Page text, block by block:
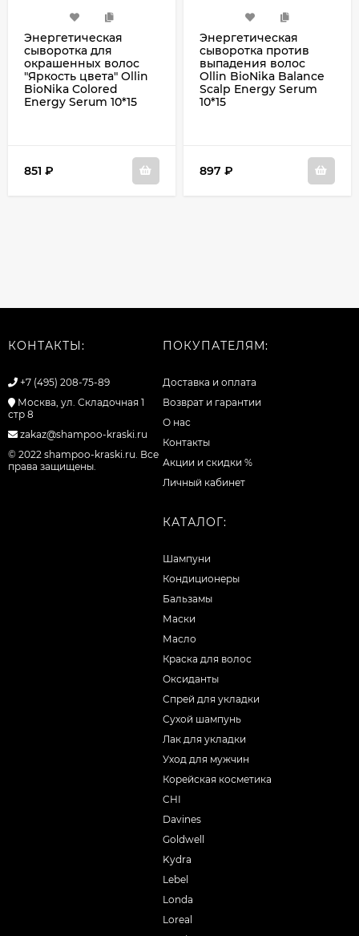
Энергетическая
сыворотка для
окрашенных волос
"Яркость цвета" Ollin
BioNika Colored
Energy Serum 10*15
851 ₽
Энергетическая
сыворотка против
выпадения волос
Ollin BioNika Balance
Scalp Energy Serum
10*15
897 ₽
КОНТАКТЫ:
+7 (495) 208-75-89
Москва, ул. Складочная 1
стр 8
zakaz@shampoo-kraski.ru
© 2022 shampoo-kraski.ru. Все
права защищены.
ПОКУПАТЕЛЯМ:
Доставка и оплата
Возврат и гарантии
О нас
Контакты
Акции и скидки %
Личный кабинет
КАТАЛОГ:
Шампуни
Кондиционеры
Бальзамы
Маски
Масло
Краска для волос
Оксиданты
Спрей для укладки
Сухой шампунь
Лак для укладки
Уход для мужчин
Корейская косметика
CHI
Davines
Goldwell
Kydra
Lebel
Londa
Loreal